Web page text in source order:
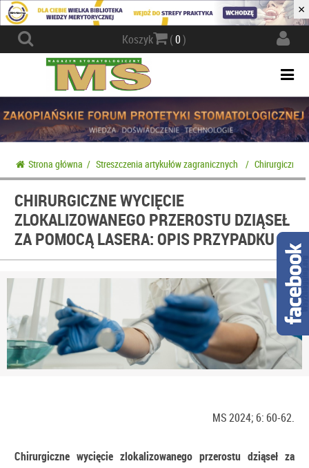
×
Koszyk (0)
Strona główna / Streszczenia artykułów zagranicznych / Chirurgiczne
CHIRURGICZNE WYCIĘCIE
ZLOKALIZOWANEGO PRZEROSTU DZIĄSEŁ
ZA POMOCĄ LASERA: OPIS PRZYPADKU
MS 2024; 6: 60-62.
Chirurgiczne wycięcie zlokalizowanego przerostu dziąseł za